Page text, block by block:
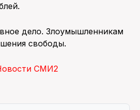
дело. Злоумышленникам
свободы.
СМИ2